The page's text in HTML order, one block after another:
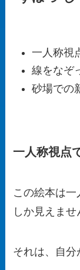
一人称視
線をなぞ
砂場での
一人称視点
この絵本は
しか見えませ
それは、自分